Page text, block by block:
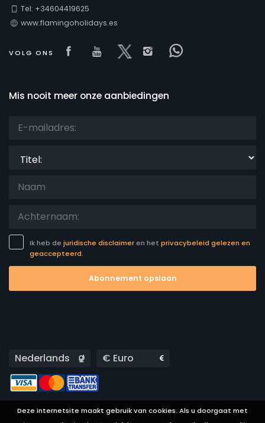
Deze internetsite maakt gebruik van cookies. Als u doorgaat met
Tel: +34604419625
www.flamingoholidays.es
VOLG ONS Visit our Facebook page
Visit our youtube page
Visit our x page
Visit our isntagram
Visit our
Mis nooit meer onze aanbiedingen
Ik heb de juridische disclaimeren het privacybeleid gelezen en
geaccepteerd.
Abonnement opslaan
Languages Currencies
Huurvoorwaarden Privacybeleid
Wettelijke waarschuwing